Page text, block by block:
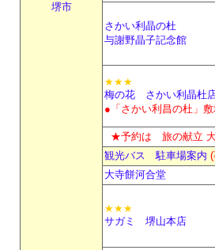
堺市
さかい利晶の杜
与謝野晶子記念館
★★★
梅の花 さかい利晶杜
●「さかい利昌の杜」敷
★予約は 旅の献立
観光バス 駐車場案内
大寺餅河合堂
★★★
サガミ 堺山本店